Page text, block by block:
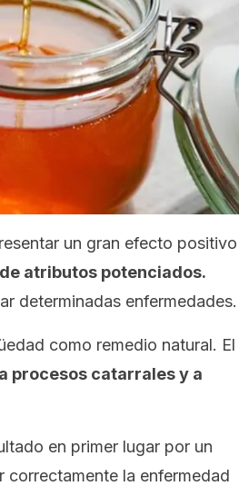
un gran efecto positivo
atributos potenciados.
determinadas enfermedades.
como remedio natural. El
procesos catarrales y a
en primer lugar por un
la enfermedad